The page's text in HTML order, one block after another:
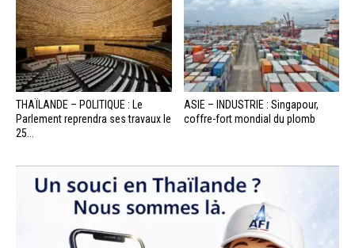
THAÏLANDE – POLITIQUE : Le
Parlement reprendra ses travaux le
25...
ASIE – INDUSTRIE : Singapour,
coffre-fort mondial du plomb